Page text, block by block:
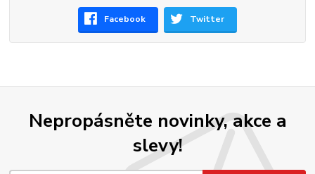
Facebook Twitter
Nepropásněte novinky, akce a
slevy!